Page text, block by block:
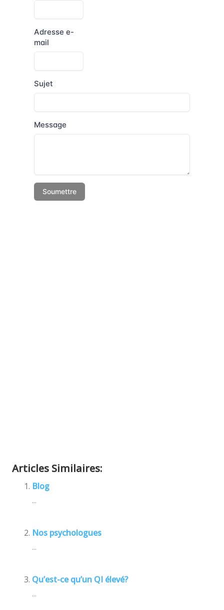
Articles Similaires:
Blog
...
Nos psychologues
...
Qu’est-ce qu’un QI élevé?
...